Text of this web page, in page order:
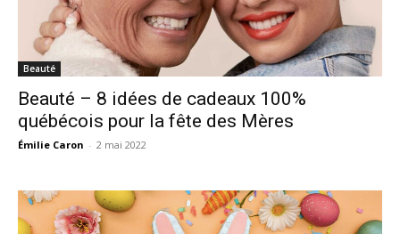
Beauté
Beauté – 8 idées de cadeaux 100%
québécois pour la fête des Mères
Émilie Caron - 2 mai 2022